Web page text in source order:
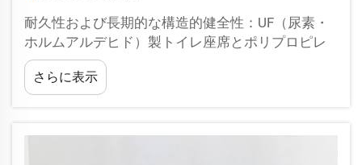
耐久性および長期的な構造的健全性：UF（尿素・
ホルムアルデヒド）製トイレ座席とポリプロピレ
ン（PP）製モデルの選択は、長期的な耐性にかか
っています。UFは熱硬化性プラスチックであり、
成形時に架橋されるため、剛性が高く、耐熱性が
さらに表示